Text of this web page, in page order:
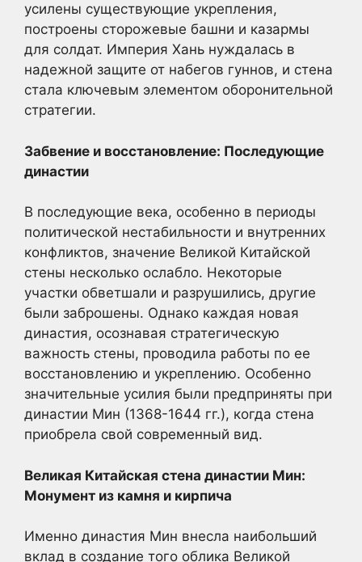
усилены существующие укрепления,
построены сторожевые башни и казармы
для солдат. Империя Хань нуждалась в
надежной защите от набегов гуннов, и стена
стала ключевым элементом оборонительной
стратегии.
Забвение и восстановление: Последующие
династии
В последующие века, особенно в периоды
политической нестабильности и внутренних
конфликтов, значение Великой Китайской
стены несколько ослабло. Некоторые
участки обветшали и разрушились, другие
были заброшены. Однако каждая новая
династия, осознавая стратегическую
важность стены, проводила работы по ее
восстановлению и укреплению. Особенно
значительные усилия были предприняты при
династии Мин (1368-1644 гг.), когда стена
приобрела свой современный вид.
Великая Китайская стена династии Мин:
Монумент из камня и кирпича
Именно династия Мин внесла наибольший
вклад в создание того облика Великой